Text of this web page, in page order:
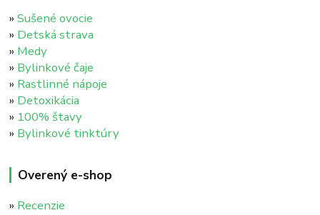
»Sušené ovocie
» Detská strava
» Medy
» Bylinkové čaje
» Rastlinné nápoje
» Detoxikácia
» 100% štavy
» Bylinkové tinktúry
Overený e-shop
» Recenzie